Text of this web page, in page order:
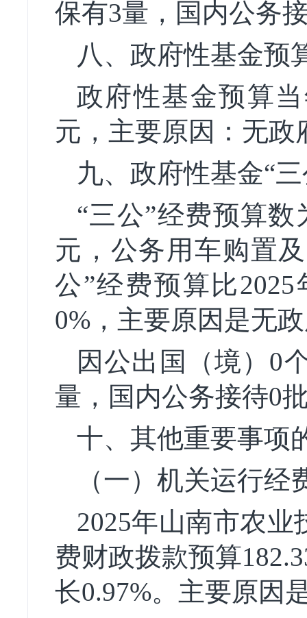
保有3量，国内公务
八、政府性基金预
政府性基金预算
元，主要原因：无政
九、政府性基金“
“三公”经费预算
元，公务用车购置
公”经费预算比
0%，主要原因是无
因公出国（境）0
量，国内公务接待0
十、其他重要事项
（一）机关运行
2025年山南市农
费财政拨款预算
长0.97%。主要原因